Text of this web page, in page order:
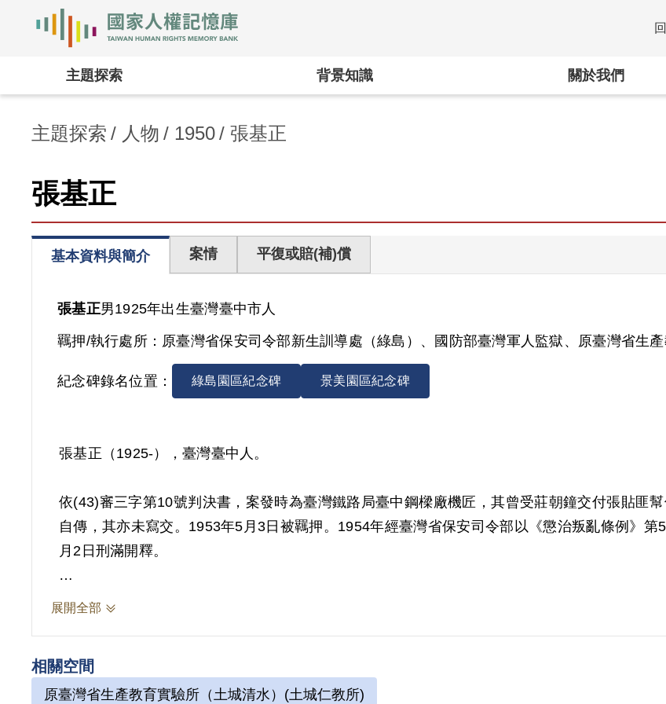
:::
主題探索 背景知識 關於我們
主題探索 人物 1950 張基正
張基正
基本資料與簡介 案情 平復或賠(補)償
張基正男1925年出生臺灣臺中市人
羈押/執行處所： 原臺灣省保安司令部新生訓導處（綠島）、國防部臺灣軍人監獄、原臺灣省生產
紀念碑錄名位置： 綠島園區紀念碑 景美園區紀念碑
張基正（1925-），臺灣臺中人。
依(43)審三字第10號判決書，案發時為臺灣鐵路局臺中鋼樑廠機匠，其曾受莊朝鐘交付張貼匪
自傳，其亦未寫交。1953年5月3日被羈押。1954年經臺灣省保安司令部以《懲治叛亂條例》
月2日刑滿開釋。
其於1999年4月向補償基金會提出申請，2000年11月經第1屆第8次臨時董事會審核通過予以補
展開全部
相關空間
原臺灣省生產教育實驗所（土城清水）(土城仁教所)